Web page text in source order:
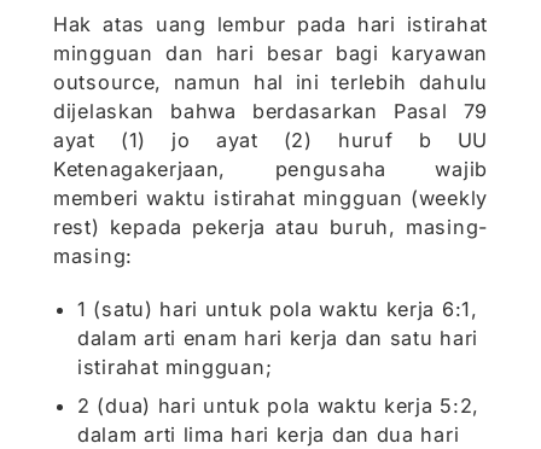
Hak atas uang lembur pada hari istirahat
mingguan dan hari besar bagi karyawan
outsource, namun hal ini terlebih dahulu
dijelaskan bahwa berdasarkan Pasal 79
ayat (1) jo ayat (2) huruf b UU
Ketenagakerjaan, pengusaha wajib
memberi waktu istirahat mingguan (weekly
rest) kepada pekerja atau buruh, masing-
masing:
1 (satu) hari untuk pola waktu kerja 6:1,
dalam arti enam hari kerja dan satu hari
istirahat mingguan;
2 (dua) hari untuk pola waktu kerja 5:2,
dalam arti lima hari kerja dan dua hari